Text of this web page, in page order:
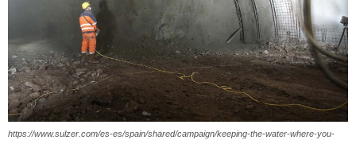
https://www.sulzer.com/es-es/spain/shared/campaign/keeping-the-water-where-you-